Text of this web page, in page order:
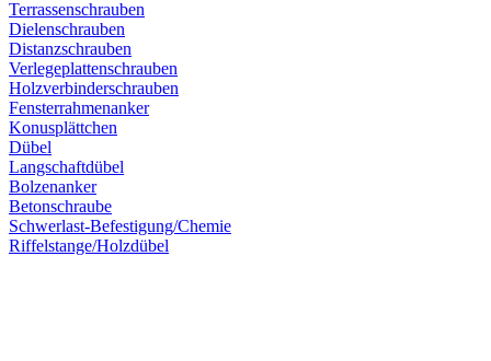
Terrassenschrauben
Dielenschrauben
Distanzschrauben
Verlegeplattenschrauben
Holzverbinderschrauben
Fensterrahmenanker
Konusplättchen
Dübel
Langschaftdübel
Bolzenanker
Betonschraube
Schwerlast-Befestigung/Chemie
Riffelstange/Holzdübel